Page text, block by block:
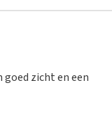
zicht en een